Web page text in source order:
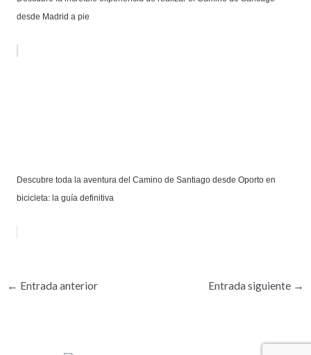
desde Madrid a pie
Descubre toda la aventura del Camino de Santiago desde Oporto en
bicicleta: la guía definitiva
← Entrada anterior Entrada siguiente →